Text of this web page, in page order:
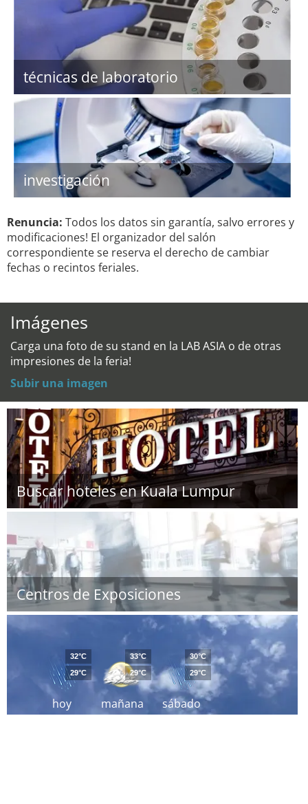
técnicas de laboratorio
investigación
Renuncia: Todos los datos sin garantía, salvo errores y
modificaciones! El organizador del salón
correspondiente se reserva el derecho de cambiar
fechas o recintos feriales.
Imágenes
Carga una foto de su stand en la LAB ASIA o de otras
impresiones de la feria!
Subir una imagen
Buscar hoteles en Kuala Lumpur
Centros de Exposiciones
hoy
32°C
29°C
mañana
33°C
29°C
sábado
30°C
29°C